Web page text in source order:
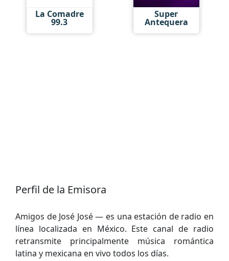
La Comadre
99.3
Super
Antequera
Perfil de la Emisora
Amigos de José José — es una estación de radio en
línea localizada en México. Este canal de radio
retransmite principalmente música romántica
latina y mexicana en vivo todos los días.